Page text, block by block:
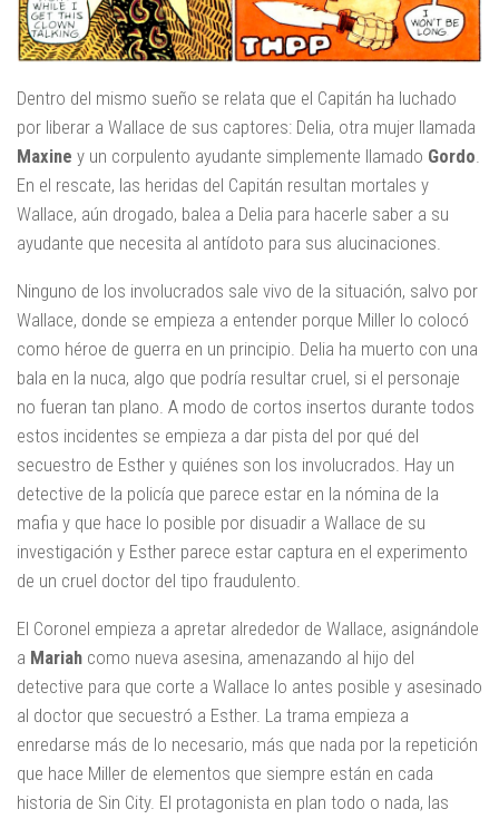
Dentro del mismo sueño se relata que el Capitán ha luchado
por liberar a Wallace de sus captores: Delia, otra mujer llamada
Maxine y un corpulento ayudante simplemente llamado Gordo.
En el rescate, las heridas del Capitán resultan mortales y
Wallace, aún drogado, balea a Delia para hacerle saber a su
ayudante que necesita al antídoto para sus alucinaciones.
Ninguno de los involucrados sale vivo de la situación, salvo por
Wallace, donde se empieza a entender porque Miller lo colocó
como héroe de guerra en un principio. Delia ha muerto con una
bala en la nuca, algo que podría resultar cruel, si el personaje
no fueran tan plano. A modo de cortos insertos durante todos
estos incidentes se empieza a dar pista del por qué del
secuestro de Esther y quiénes son los involucrados. Hay un
detective de la policía que parece estar en la nómina de la
mafia y que hace lo posible por disuadir a Wallace de su
investigación y Esther parece estar captura en el experimento
de un cruel doctor del tipo fraudulento.
El Coronel empieza a apretar alrededor de Wallace, asignándole
a Mariah como nueva asesina, amenazando al hijo del
detective para que corte a Wallace lo antes posible y asesinado
al doctor que secuestró a Esther. La trama empieza a
enredarse más de lo necesario, más que nada por la repetición
que hace Miller de elementos que siempre están en cada
historia de Sin City. El protagonista en plan todo o nada, las